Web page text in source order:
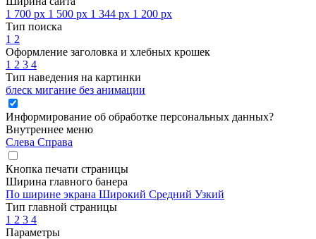
1 700 px 1 500 px 1 344 px 1 200 px
Тип поиска
1 2
Оформление заголовка и хлебных крошек
1 2 3 4
Тип наведения на картинки
блеск мигание без анимации
Информирование об обработке персональных данных?
Внутреннее меню
Слева Справа
Кнопка печати страницы
Ширина главного банера
По ширине экрана Широкий Средний Узкий
Тип главной страницы
1 2 3 4
Параметры